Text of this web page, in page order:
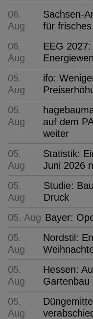
06.
Aug
Sachsen-
für
06.
Aug
EEG
05.
Aug
ifo:
05.
Aug
auf dem
weiter
05.
Aug
Statistik:
Juni 2026
05.
Aug
Studie:
Druck
05. Aug Bayer:
05.
Aug
Nordstil:
05.
Aug
Hessen:
Gartenbau
05.
Aug